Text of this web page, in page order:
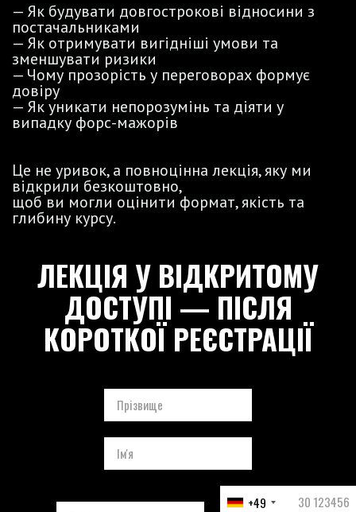
— Як будувати довгострокові відносини з
постачальниками
— Як отримувати вигідніші умови та
зменшувати ризики
— Чому прозорість у переговорах формує
довіру
— Як уникати непорозумінь та діяти у
випадку форс-мажорів
Це не уривок, а повноцінна лекція, яку ми
відкрили безкоштовно,
щоб ви могли оцінити формат, якість та
глибину курсу.
ЛЕКЦІЯ У ВІДКРИТОМУ
ДОСТУПІ — ПІСЛЯ
КОРОТКОЇ РЕЄСТРАЦІЇ
+49